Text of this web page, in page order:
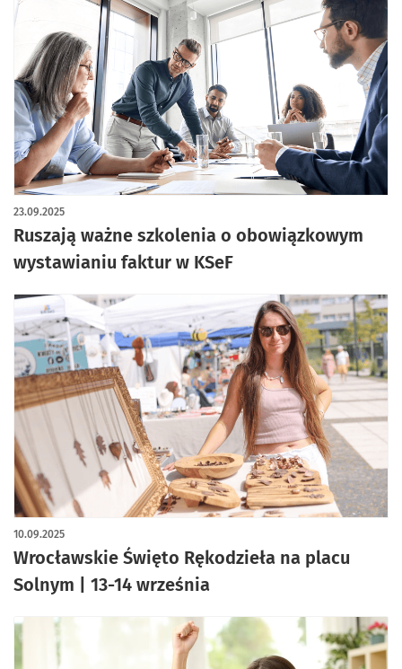
Ruszają ważne szkolenia o obowiązkowym
wystawianiu faktur w KSeF
23.09.2025
Wrocławskie Święto Rękodzieła na placu
Solnym | 13-14 września
10.09.2025